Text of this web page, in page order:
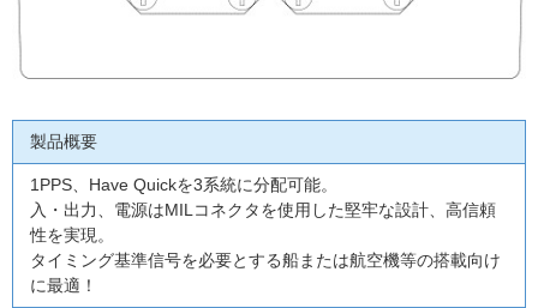
製品概要
1PPS、Have Quickを3系統に分配可能。
入・出力、電源はMILコネクタを使用した堅牢な設計、高信頼
性を実現。
タイミング基準信号を必要とする船または航空機等の搭載向け
に最適！